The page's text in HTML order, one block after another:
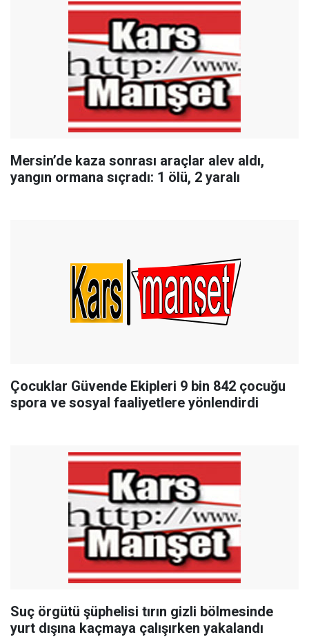
Mersin’de kaza sonrası araçlar alev aldı,
yangın ormana sıçradı: 1 ölü, 2 yaralı
Çocuklar Güvende Ekipleri 9 bin 842 çocuğu
spora ve sosyal faaliyetlere yönlendirdi
Suç örgütü şüphelisi tırın gizli bölmesinde
yurt dışına kaçmaya çalışırken yakalandı